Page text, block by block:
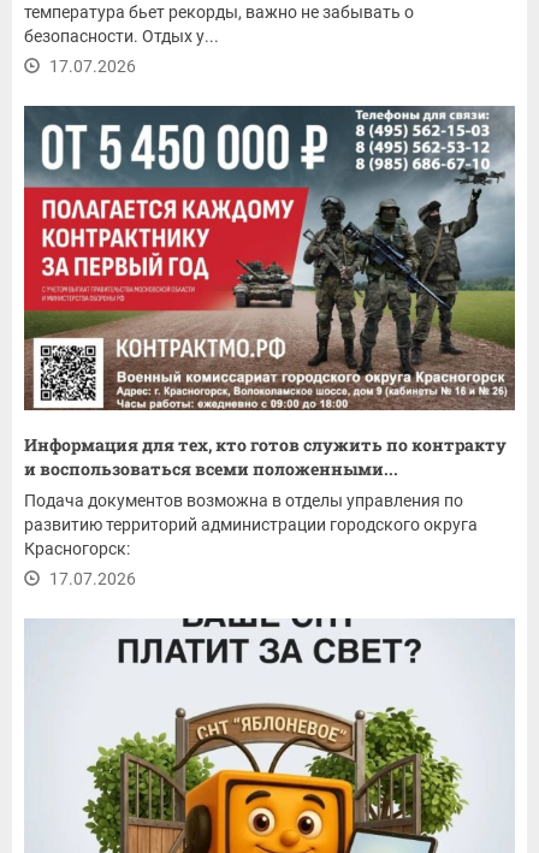
температура бьет рекорды, важно не забывать о
безопасности. Отдых у...
17.07.2026
Информация для тех, кто готов служить по контракту
и воспользоваться всеми положенными...
Подача документов возможна в отделы управления по
развитию территорий администрации городского округа
Красногорск:
17.07.2026